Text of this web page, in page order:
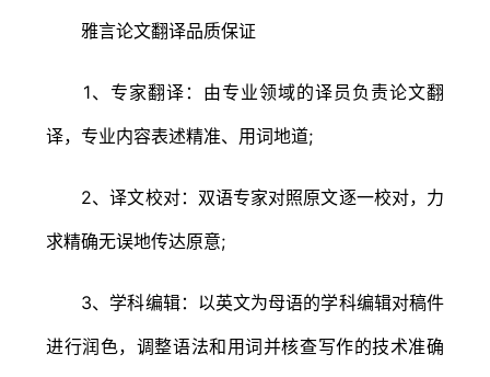
雅言论文翻译品质保证
1、专家翻译：由专业领域的译员负责论文翻
译，专业内容表述精准、用词地道;
2、译文校对：双语专家对照原文逐一校对，力
求精确无误地传达原意;
3、学科编辑：以英文为母语的学科编辑对稿件
进行润色，调整语法和用词并核查写作的技术准确